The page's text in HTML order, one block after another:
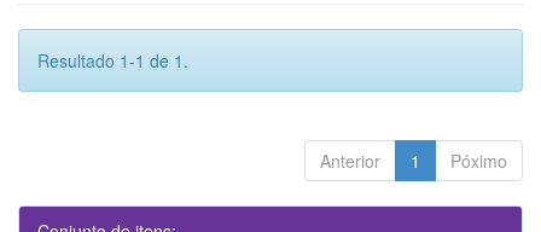
Resultado 1-1 de 1.
Anterior 1 Póximo